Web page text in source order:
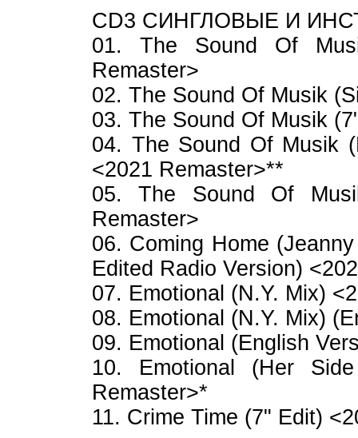
CD3 СИНГЛОВЫЕ И
01. The Sound Of
Remaster>
02. The Sound Of Musik
03. The Sound Of Musik
04. The Sound Of Musik
<2021 Remaster>**
05. The Sound Of
Remaster>
06. Coming Home
Edited Radio Version)
07. Emotional (N.Y. Mix)
08. Emotional (N.Y. Mix)
09. Emotional (English
10. Emotional (Her
Remaster>*
11. Crime Time (7" Edit)